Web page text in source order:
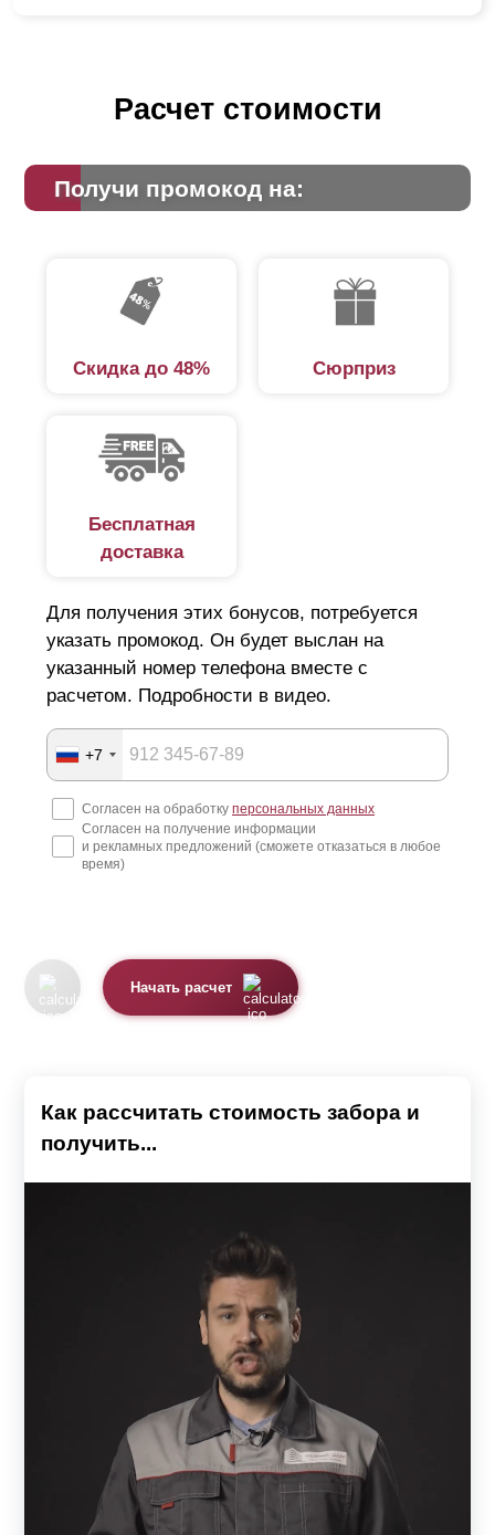
Расчет стоимости
Получи промокод на:
Скидка до 48% Сюрприз
Бесплатная
доставка
Для получения этих бонусов, потребуется
указать промокод. Он будет выслан на
указанный номер телефона вместе с
расчетом. Подробности в видео.
+7
Согласен на обработку персональных данных
Согласен на получение информации
и рекламных предложений (сможете отказаться в любое
время)
Начать расчет
Как рассчитать стоимость забора и
получить...